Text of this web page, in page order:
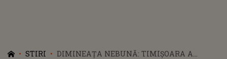
STIRI
DIMINEAȚA NEBUNĂ: TIMIȘOARA A